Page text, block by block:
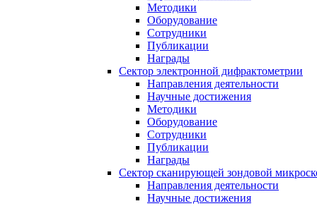
Методики
Оборудование
Сотрудники
Публикации
Награды
Сектор электронной дифрактометрии
Направления деятельности
Научные достижения
Методики
Оборудование
Сотрудники
Публикации
Награды
Сектор сканирующей зондовой
Направления деятельности
Научные достижения